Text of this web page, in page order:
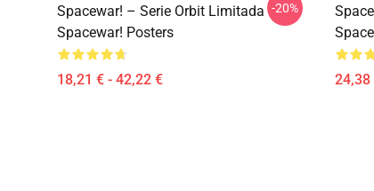
Spacewar! – Serie Orbit Limitada
Spacewar! Posters
18,21 € - 42,22 €
-20%
24,38